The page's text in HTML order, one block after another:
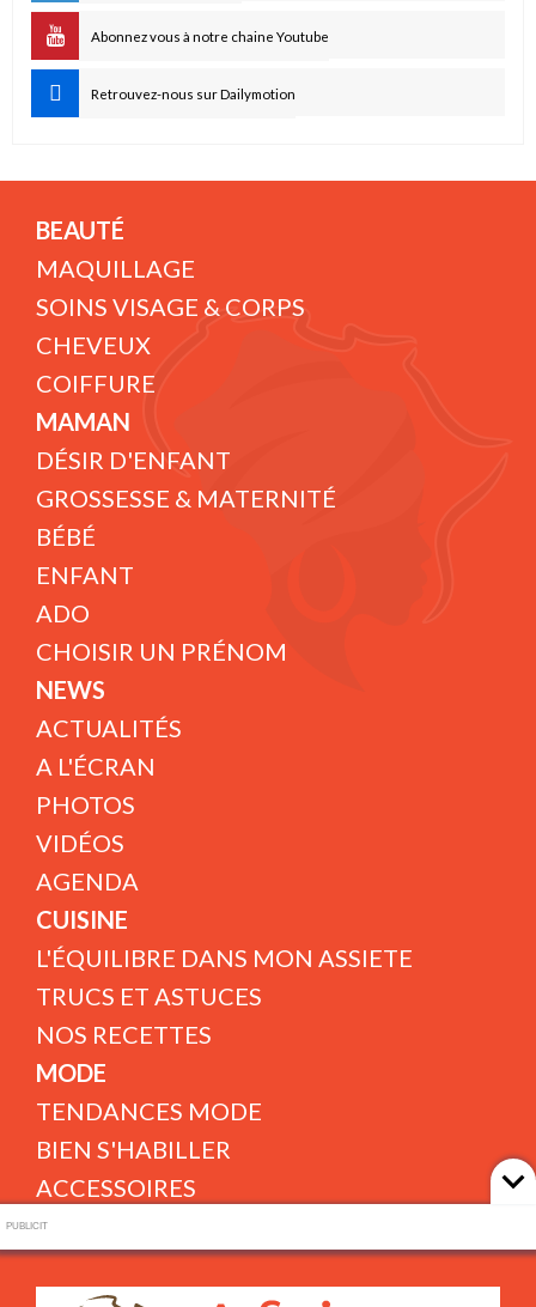
Abonnez vous à notre chaine Youtube
Retrouvez-nous sur Dailymotion
BEAUTÉ
MAQUILLAGE
SOINS VISAGE & CORPS
CHEVEUX
COIFFURE
MAMAN
DÉSIR D'ENFANT
GROSSESSE & MATERNITÉ
BÉBÉ
ENFANT
ADO
CHOISIR UN PRÉNOM
NEWS
ACTUALITÉS
A L'ÉCRAN
PHOTOS
VIDÉOS
AGENDA
CUISINE
L'ÉQUILIBRE DANS MON ASSIETE
TRUCS ET ASTUCES
NOS RECETTES
MODE
TENDANCES MODE
BIEN S'HABILLER
ACCESSOIRES
ILS FONT LA MODE
PUBLICIT